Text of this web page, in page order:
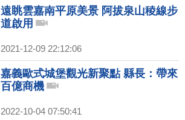
遠眺雲嘉南平原美景 阿拔泉山稜線步
道啟用
2021-12-09 22:12:06
嘉義歐式城堡觀光新聚點 縣長：帶來
百億商機
2022-10-04 07:50:41